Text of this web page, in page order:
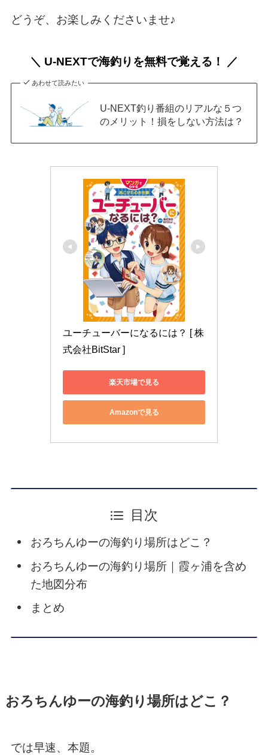
どうぞ、お楽しみくださいませ♪
＼ U-NEXTで海釣りを無料で覚える！ ／
あわせて読みたい
U-NEXT釣り番組のリアルな５つ
のメリット！損をしない方法は？
ユーチューバーになるには？ [ 株
式会社BitStar ]
楽天市場で見る
Amazonで見る
目次
おろちんゆーの海釣り場所はどこ？
おろちんゆーの海釣り場所｜霞ヶ浦を含め
た地図分布
まとめ
おろちんゆーの海釣り場所はどこ？
では早速、本題。